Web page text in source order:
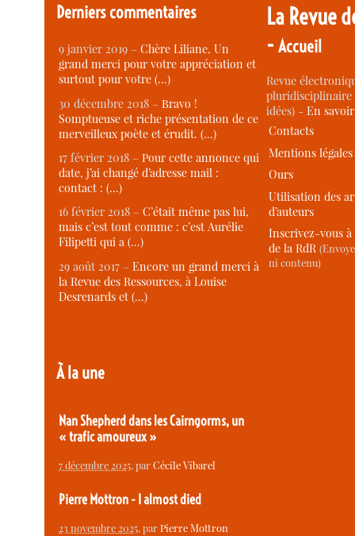
Derniers commentaires
9 janvier 2019 –Chère Liliane, Un
grand merci pour votre appréciation et
surtout pour votre (…)
30 décembre 2018 –Bravo !
Somptueuse et riche présentation de ce
merveilleux poète et érudit. (…)
17 février 2018 –Pour cette annonce qui
date, j’ai changé d’adresse mail :
contact : (…)
16 février 2018 –C’était même pas lui,
mais c’est tout comme : c’est Aurélie
Filipetti qui a (…)
29 août 2017 –Encore un grand merci à
la Revue des Ressources, à Louise
Desrenards et (…)
À la une
Nan Shepherd dans les Cairngorms, un
« trafic amoureux »
7 décembre 2025, parCécile Vibarel
Pierre Mottron - I almost died
23 novembre 2025, parPierre Mottron
La Revue
-Accueil
Revue
idées) -En
Contacts
Mentions légales
Ours
Utilisation des
d’auteurs
Inscrivez-vous
de la RdR
ni contenu)